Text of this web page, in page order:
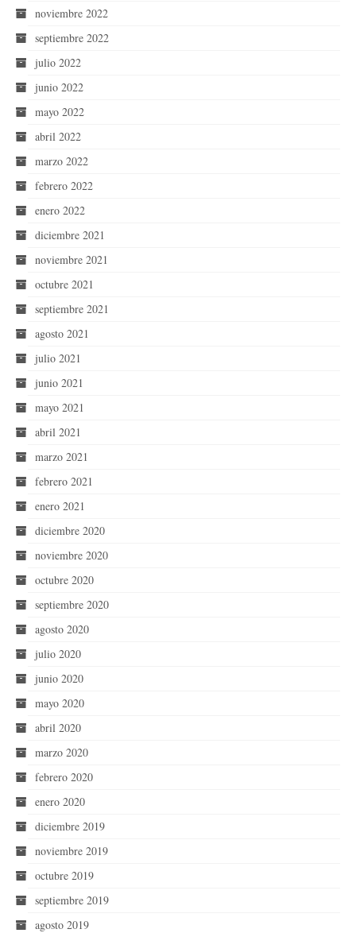
noviembre 2022
septiembre 2022
julio 2022
junio 2022
mayo 2022
abril 2022
marzo 2022
febrero 2022
enero 2022
diciembre 2021
noviembre 2021
octubre 2021
septiembre 2021
agosto 2021
julio 2021
junio 2021
mayo 2021
abril 2021
marzo 2021
febrero 2021
enero 2021
diciembre 2020
noviembre 2020
octubre 2020
septiembre 2020
agosto 2020
julio 2020
junio 2020
mayo 2020
abril 2020
marzo 2020
febrero 2020
enero 2020
diciembre 2019
noviembre 2019
octubre 2019
septiembre 2019
agosto 2019